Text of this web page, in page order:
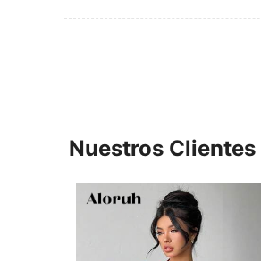
Nuestros